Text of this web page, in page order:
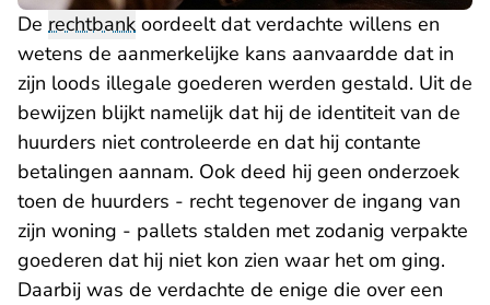
De rechtbank oordeelt dat verdachte willens en
wetens de aanmerkelijke kans aanvaardde dat in
zijn loods illegale goederen werden gestald. Uit de
bewijzen blijkt namelijk dat hij de identiteit van de
huurders niet controleerde en dat hij contante
betalingen aannam. Ook deed hij geen onderzoek
toen de huurders - recht tegenover de ingang van
zijn woning - pallets stalden met zodanig verpakte
goederen dat hij niet kon zien waar het om ging.
Daarbij was de verdachte de enige die over een